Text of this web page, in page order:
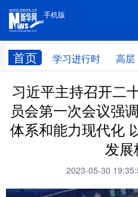
手机版
首页 学习进行时 高层
手机版
网
学习进行时 高层
国际 财经
台湾 思客智库
科创
文化 书画
习近平主持召开二
员会第一次会议强
体系和能力现代化
发展
2023-05-30